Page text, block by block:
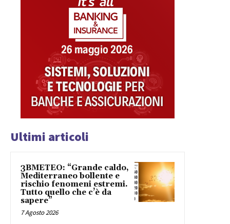
Ultimi articoli
3BMETEO: “Grande caldo,
Mediterraneo bollente e
rischio fenomeni estremi.
Tutto quello che c’è da
sapere”
7 Agosto 2026